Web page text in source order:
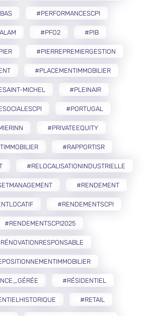
#PERFORMANCESCPI
#PFO2 #PIB
#PIERREPREMIERGESTION
#PLACEMENTIMMOBILIER
MICHEL #PLEINAIR
#PORTUGAL
#PRIVATEEQUITY
#RAPPORTISR
#RELOCALISATIONINDUSTRIELLE
#RENDEMENT
#RENDEMENTSCPI
#RENDEMENTSCPI2025
#RÉSIDENTIEL
#RETAIL